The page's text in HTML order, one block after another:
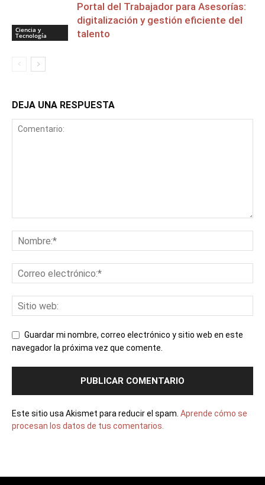
Ciencia y
Tecnología
Portal del Trabajador para Asesorías:
digitalización y gestión eficiente del
talento
DEJA UNA RESPUESTA
Guardar mi nombre, correo electrónico y sitio web en este
navegador la próxima vez que comente.
Este sitio usa Akismet para reducir el spam. Aprende cómo se
procesan los datos de tus comentarios.